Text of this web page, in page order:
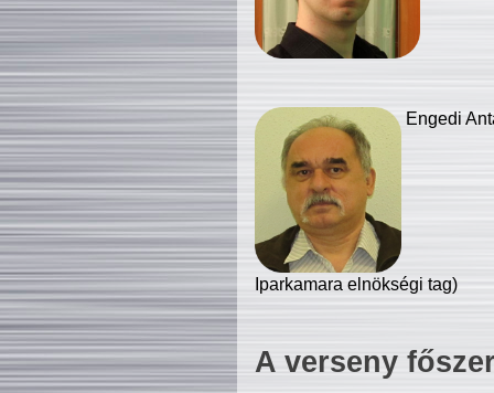
Engedi
Iparkamara elnökségi tag)
A verseny